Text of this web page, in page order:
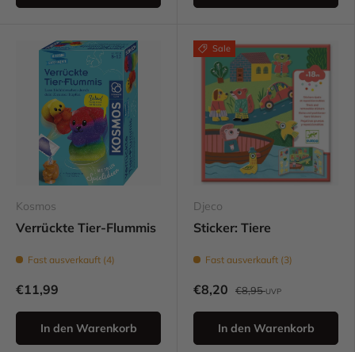
Kosmos
Verrückte Tier-Flummis
Fast ausverkauft (4)
€11,99
In den Warenkorb
Sale
Djeco
Sticker: Tiere
Fast ausverkauft (3)
€8,20 €8,95UVP
In den Warenkorb